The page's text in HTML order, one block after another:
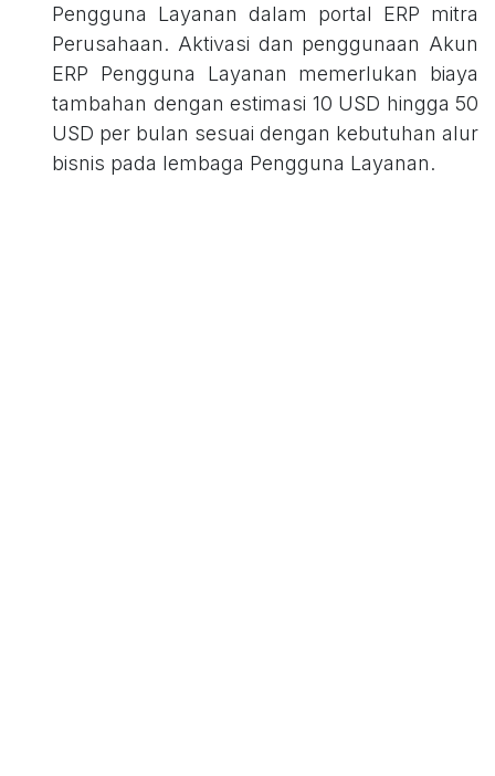
Pengguna Layanan dalam portal ERP mitra
Perusahaan. Aktivasi dan penggunaan Akun
ERP Pengguna Layanan memerlukan biaya
tambahan dengan estimasi 10 USD hingga 50
USD per bulan sesuai dengan kebutuhan alur
bisnis pada lembaga Pengguna Layanan.